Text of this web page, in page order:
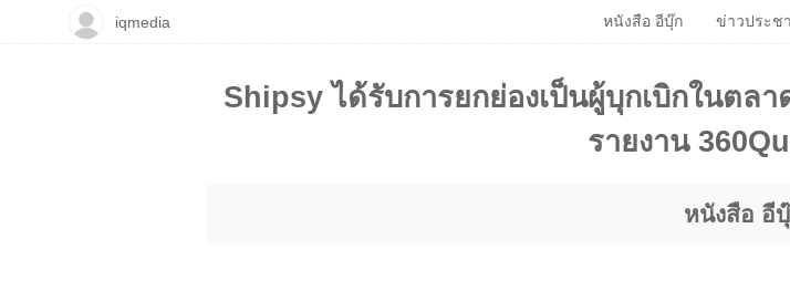
Shipsy ได้รับการยกย่องเป็นผู้บุกเบิกในตล
รายงาน
หนังสือ อี
iqmedia หนังสือ อีบุ๊ก‎ ข่าวประช